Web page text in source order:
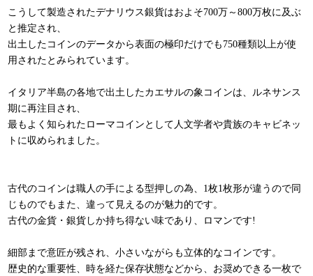
こうして製造されたデナリウス銀貨はおよそ700万～800万枚に及ぶ
と推定され、
出土したコインのデータから表面の極印だけでも750種類以上が使
用されたとみられています。
イタリア半島の各地で出土したカエサルの象コインは、ルネサンス
期に再注目され、
最もよく知られたローマコインとして人文学者や貴族のキャビネッ
トに収められました。
古代のコインは職人の手による型押しの為、1枚1枚形が違うので同
じものでもまた、違って見えるのが魅力的です。
古代の金貨・銀貨しか持ち得ない味であり、ロマンです!
細部まで意匠が残され、小さいながらも立体的なコインです。
歴史的な重要性、時を経た保存状態などから、お奨めできる一枚で